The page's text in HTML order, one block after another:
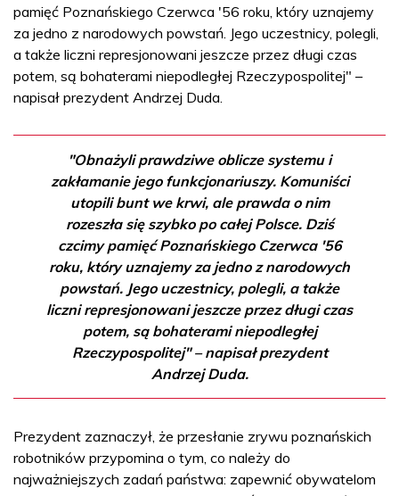
pamięć Poznańskiego Czerwca '56 roku, który uznajemy
za jedno z narodowych powstań. Jego uczestnicy, polegli,
a także liczni represjonowani jeszcze przez długi czas
potem, są bohaterami niepodległej Rzeczypospolitej" –
napisał prezydent Andrzej Duda.
"Obnażyli prawdziwe oblicze systemu i
zakłamanie jego funkcjonariuszy. Komuniści
utopili bunt we krwi, ale prawda o nim
rozeszła się szybko po całej Polsce. Dziś
czcimy pamięć Poznańskiego Czerwca '56
roku, który uznajemy za jedno z narodowych
powstań. Jego uczestnicy, polegli, a także
liczni represjonowani jeszcze przez długi czas
potem, są bohaterami niepodległej
Rzeczypospolitej" – napisał prezydent
Andrzej Duda.
Prezydent zaznaczył, że przesłanie zrywu poznańskich
robotników przypomina o tym, co należy do
najważniejszych zadań państwa: zapewnić obywatelom